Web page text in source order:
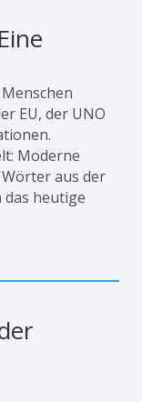
EU, der UNO
Moderne
Wörter aus der
das heutige